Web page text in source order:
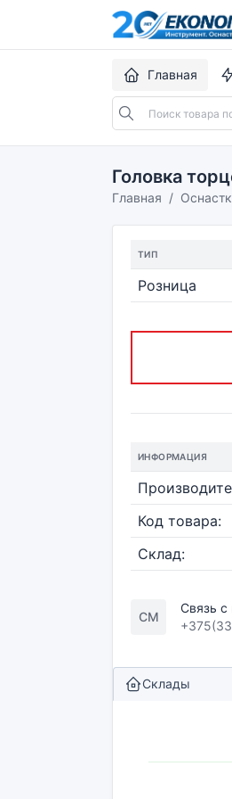
Главная
Головка
Главная
ТИП
Розница
ИНФОРМАЦИЯ
Код товара:
Склад:
СМ
Связь
Склады